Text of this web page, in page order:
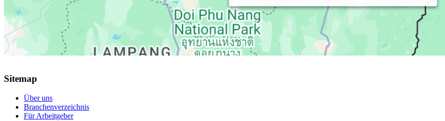
Sitemap
Über uns
Branchenverzeichnis
Für Arbeitgeber